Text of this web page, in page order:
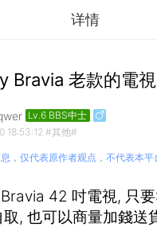
详情
Bravia 老款的電
Lv.6 BBS中士
18:53:12 #其他#
，仅代表原作者观点，不代表本平
42 吋電視, 只
, 也可以商量加錢送